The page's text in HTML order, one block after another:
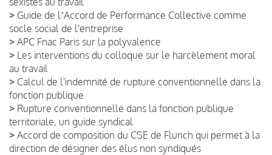
> Guide de lʼAccord de Performance Collective comme
socle social de l'entreprise
> APC Fnac Paris sur la polyvalence
> Les interventions du colloque sur le harcèlement moral
au travail
> Calcul de l'indemnité de rupture conventionnelle dans la
fonction publique
> Rupture conventionnelle dans la fonction publique
territoriale, un guide syndical
> Accord de composition du CSE de Flunch qui permet à la
direction de désigner des élus non syndiqués